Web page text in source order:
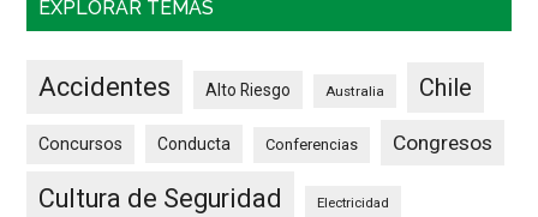
EXPLORAR TEMAS
Accidentes Alto Riesgo Australia Chile
Concursos Conducta Conferencias Congresos
Cultura de Seguridad Electricidad